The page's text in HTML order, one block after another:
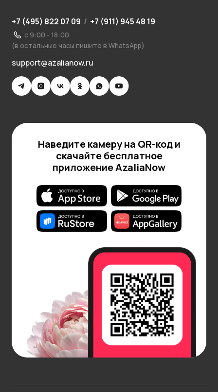
+7 (495) 822 07 09 / +7 (911) 945 48 19
с 9:00 - 18:00
(в остальные часы пишите в WhatsApp)
support@azalianow.ru
Наведите камеру на QR-код и
скачайте бесплатное
приложение AzaliaNow